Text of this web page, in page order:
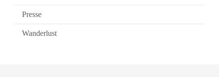
Presse
Wanderlust